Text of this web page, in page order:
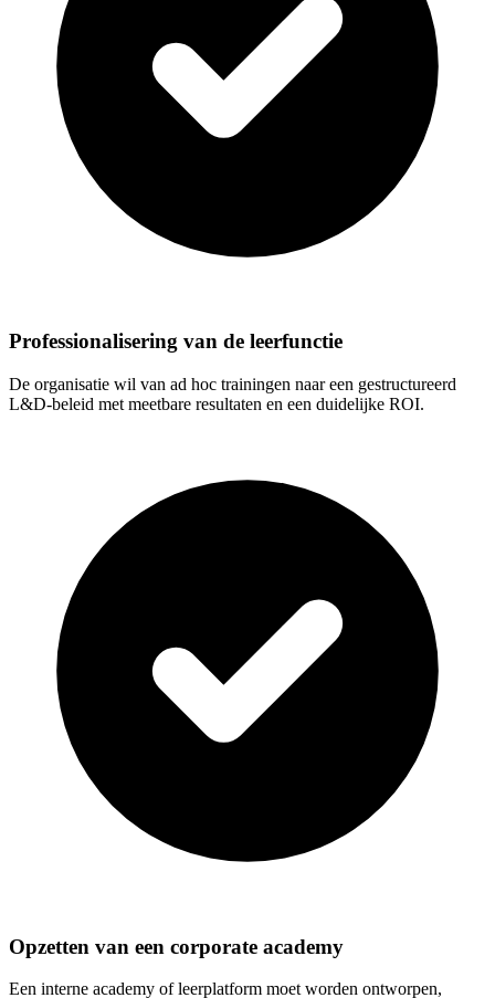
Professionalisering van de leerfunctie
De organisatie wil van ad hoc trainingen naar een gestructureerd
L&D-beleid met meetbare resultaten en een duidelijke ROI.
Opzetten van een corporate academy
Een interne academy of leerplatform moet worden ontworpen,